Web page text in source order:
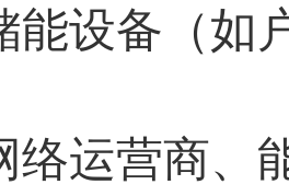
能设备（如
络运营商、